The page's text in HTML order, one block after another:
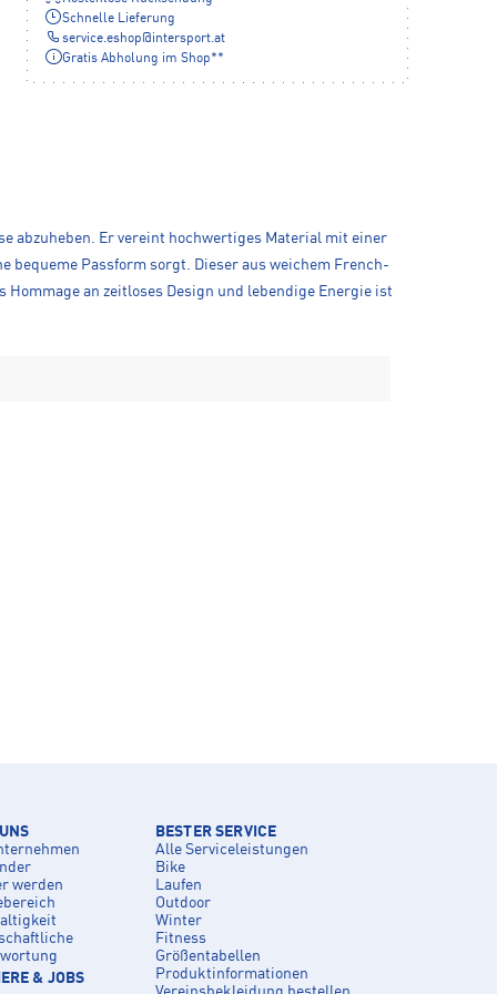
Schnelle Lieferung
service.eshop@intersport.at
Gratis Abholung im Shop**
abzuheben. Er vereint hochwertiges Material mit einer
bequeme Passform sorgt. Dieser aus weichem French-
an zeitloses Design und lebendige Energie ist
werden
& JOBS
BESTER SERVICE
Alle Serviceleistungen
Bike
Laufen
Outdoor
Winter
Fitness
Größentabellen
Produktinformationen